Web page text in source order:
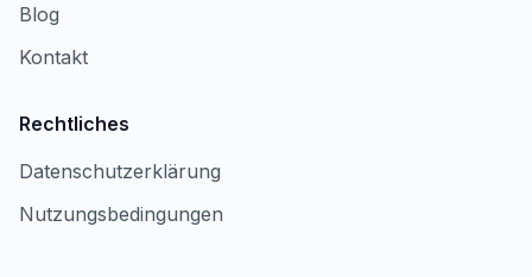
Blog
Kontakt
Rechtliches
Datenschutzerklärung
Nutzungsbedingungen